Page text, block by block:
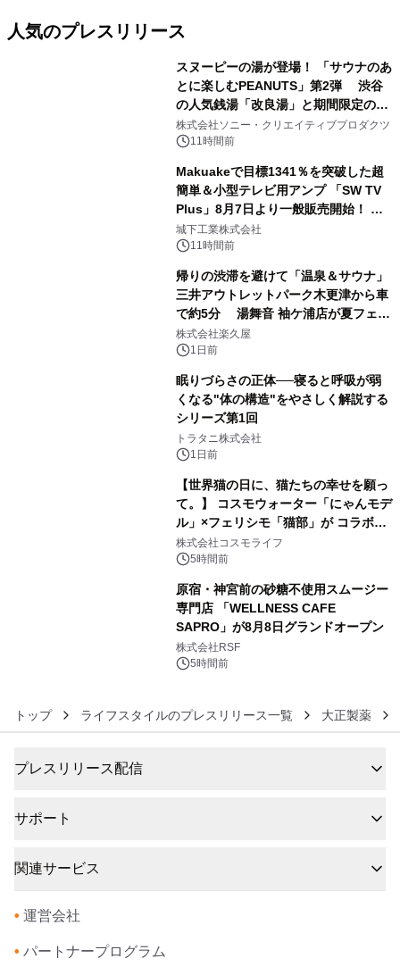
人気のプレスリリース
スヌーピーの湯が登場！ 「サウナのあ
とに楽しむPEANUTS」第2弾 渋谷
の人気銭湯「改良湯」と期間限定のコ
ラボレーション サウナイキタイコラ
ボグッズも発売決定！
株式会社ソニー・クリエイティブプロダクツ
11時間前
Makuakeで目標1341％を突破した超
簡単＆小型テレビ用アンプ 「SW TV
Plus」8月7日より一般販売開始！ ケ
ーブル1本つなぐだけ、テレビの音が
ぐっと豊かに
城下工業株式会社
11時間前
帰りの渋滞を避けて「温泉＆サウナ」
三井アウトレットパーク木更津から車
で約5分 湯舞音 袖ケ浦店が夏フェア
メニューを提供
株式会社楽久屋
1日前
眠りづらさの正体──寝ると呼吸が弱
くなる"体の構造"をやさしく解説する
シリーズ第1回
トラタニ株式会社
1日前
【世界猫の日に、猫たちの幸せを願っ
て。】 コスモウォーター「にゃんモデ
ル」×フェリシモ「猫部」が コラボキ
ャンペーンを実施
株式会社コスモライフ
5時間前
原宿・神宮前の砂糖不使用スムージー
専門店 「WELLNESS CAFE
SAPRO」が8月8日グランドオープン
株式会社RSF
5時間前
トップ ライフスタイルのプレスリリース一覧 大正製薬
プレスリリース配信
サポート
関連サービス
• 運営会社
• パートナープログラム